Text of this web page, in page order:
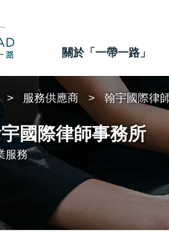
關於「一帶一路」
服務供應商 翰宇國際律
國際律師事務所
服務